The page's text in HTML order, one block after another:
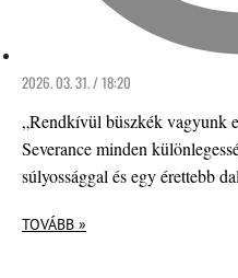
2026. 03. 31. / 18:20
„Rendkívül büszkék vagyunk
Severance minden
súlyossággal és egy érettebb
TOVÁBB »